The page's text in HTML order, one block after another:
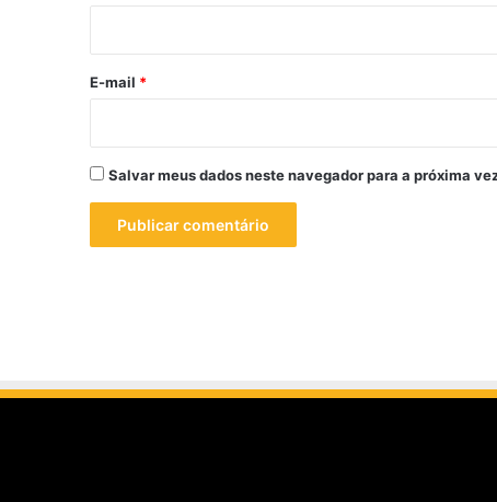
*
E-mail *
Salvar meus dados neste navegador para a próxima